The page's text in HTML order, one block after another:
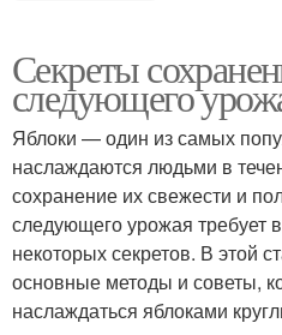
Секреты
следующего
Яблоки — один из самых
наслаждаются людьми в
сохранение их свежести и
следующего урожая требует
некоторых секретов. В этой
основные методы и советы,
наслаждаться яблоками